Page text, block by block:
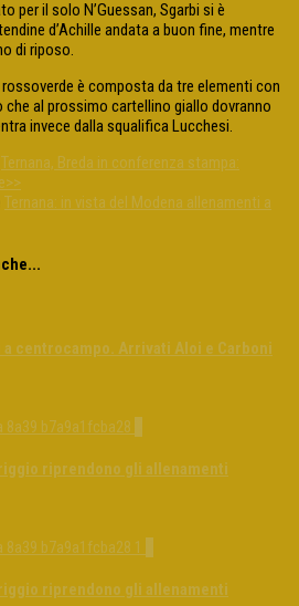
per il solo N’Guessan, Sgarbi si è
d’Achille andata a buon fine, mentre
di riposo.
è composta da tre elementi con
che al prossimo cartellino giallo dovranno
invece dalla squalifica Lucchesi.
Ternana, Breda in conferenza stampa:
Ternana: in vista del Modena allenamenti a
centrocampo. Arrivati Aloi e Carboni
riprendono gli allenamenti
riprendono gli allenamenti